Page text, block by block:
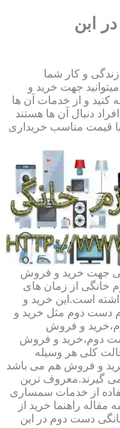
ابن
زندگی و کار شما
جهت خرید و
و از خدمات آن ها
دنبال آن ها هستند
قیمت مناسب خریداری
جهت خرید و فروش
خانگی از زمان های
است.این خرید و
دست دوم مثل خرید و
و فروش
دوم،خرید و فروش
کلی هر وسیله
و فروش هم می باشد
گیرند.معروف ترین
از خدمات سمساری
مقاله راهنما خرید از
لوازم خانگی دست دوم در ابن